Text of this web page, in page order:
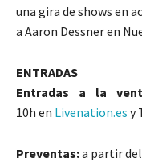
una gira de shows en
a Aaron Dessner en
ENTRADAS
Entradas a la
10h en Livenation.es y
Preventas:a partir